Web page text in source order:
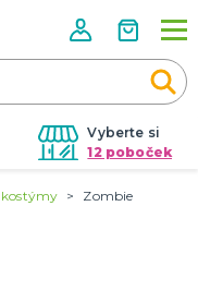
Vyberte si
12 poboček
kostýmy Zombie